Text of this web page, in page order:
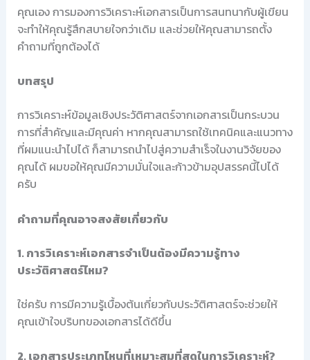
คุณเอง การมองการวิเคราะห์เอกสารเป็นการสนทนากับผู้เขียน
จะทำให้คุณรู้สึกสบายใจกว่าเดิม และช่วยให้คุณสามารถตั้ง
คำถามที่ถูกต้องได้
บทสรุป
การวิเคราะห์ข้อมูลเชิงประวัติศาสตร์จากเอกสารเป็นกระบวน
การที่สำคัญและมีคุณค่า หากคุณสามารถใช้เทคนิคและแนวทาง
ที่ผมแนะนำไปได้ ก็สามารถนำไปสู่ความสำเร็จในงานวิจัยของ
คุณได้ ผมขอให้คุณมีความมั่นใจและก้าวข้ามอุปสรรคนี้ไปได้
ครับ
คำถามที่คุณอาจสงสัยเกี่ยวกับ
1. การวิเคราะห์เอกสารจำเป็นต้องมีความรู้ทาง
ประวัติศาสตร์ไหม?
ใช่ครับ การมีความรู้เบื้องต้นเกี่ยวกับประวัติศาสตร์จะช่วยให้
คุณเข้าใจบริบทของเอกสารได้ดีขึ้น
2. เอกสารประเภทไหนที่เหมาะสมที่สุดในการวิเคราะห์?